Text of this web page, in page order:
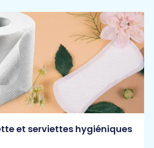
et serviettes hygiéniques